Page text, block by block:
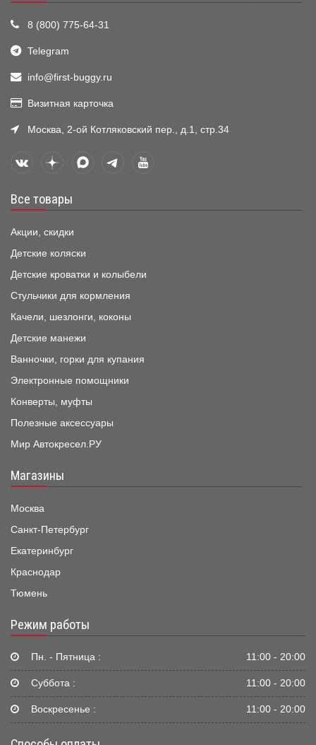
8 (800) 775-64-31
Telegram
info@first-buggy.ru
Визитная карточка
Москва, 2-ой Котляковский пер., д.1, стр.34
Все товары
Акции, скидки
Детские коляски
Детские кроватки и колыбели
Стульчики для кормления
Качели, шезлонги, коконы
Детские манежи
Ванночки, горки для купания
Электронные помощники
Конверты, муфты
Полезные аксессуары
Мир Автокресел.РУ
Магазины
Москва
Санкт-Петербург
Екатеринбург
Краснодар
Тюмень
Режим работы
Пн. - Пятница : 11:00 - 20:00
Суббота : 11:00 - 20:00
Воскресенье : 11:00 - 20:00